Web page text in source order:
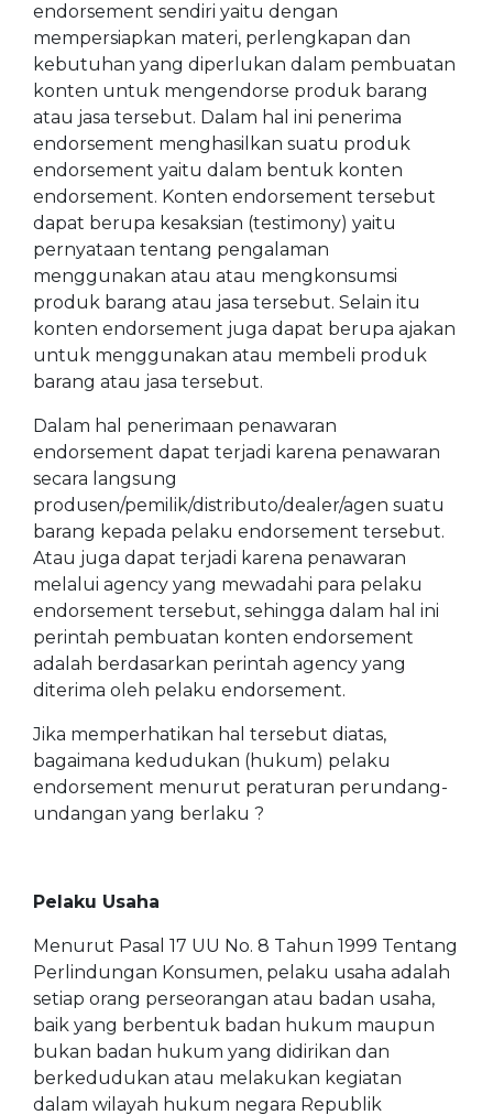
endorsement sendiri yaitu dengan
mempersiapkan materi, perlengkapan dan
kebutuhan yang diperlukan dalam pembuatan
konten untuk mengendorse produk barang
atau jasa tersebut. Dalam hal ini penerima
endorsement menghasilkan suatu produk
endorsement yaitu dalam bentuk konten
endorsement. Konten endorsement tersebut
dapat berupa kesaksian (testimony) yaitu
pernyataan tentang pengalaman
menggunakan atau atau mengkonsumsi
produk barang atau jasa tersebut. Selain itu
konten endorsement juga dapat berupa ajakan
untuk menggunakan atau membeli produk
barang atau jasa tersebut.
Dalam hal penerimaan penawaran
endorsement dapat terjadi karena penawaran
secara langsung
produsen/pemilik/distributo/dealer/agen suatu
barang kepada pelaku endorsement tersebut.
Atau juga dapat terjadi karena penawaran
melalui agency yang mewadahi para pelaku
endorsement tersebut, sehingga dalam hal ini
perintah pembuatan konten endorsement
adalah berdasarkan perintah agency yang
diterima oleh pelaku endorsement.
Jika memperhatikan hal tersebut diatas,
bagaimana kedudukan (hukum) pelaku
endorsement menurut peraturan perundang-
undangan yang berlaku ?
Pelaku Usaha
Menurut Pasal 17 UU No. 8 Tahun 1999 Tentang
Perlindungan Konsumen, pelaku usaha adalah
setiap orang perseorangan atau badan usaha,
baik yang berbentuk badan hukum maupun
bukan badan hukum yang didirikan dan
berkedudukan atau melakukan kegiatan
dalam wilayah hukum negara Republik